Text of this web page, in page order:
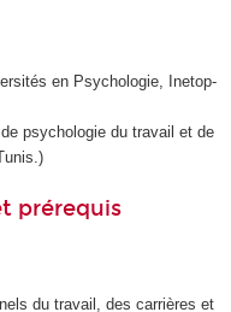
en Psychologie, Inetop-
psychologie du travail et de
prérequis
du travail, des carrières et